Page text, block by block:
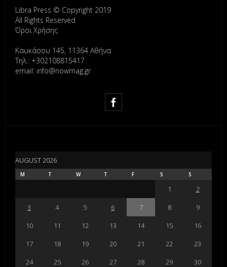
Libra Press © Copyright 2019
All Rights Reserved
Όροι Χρήσης
Καυκάσου 145, 11364 Αθήνα
Τηλ.: +302108815417
email: info@nowmag.gr
AUGUST 2026
M T W T F S S
1
2
3
4 5 6 7 8
9
10
11 12 13 14 15
16
17
18 19 20 21 22
23
24
25 26 27 28 29
30